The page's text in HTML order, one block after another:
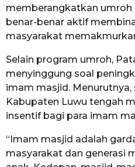
memberangkatkan
benar-benar aktif
masyarakat
Selain program umroh,
menyinggung soal
imam masjid.
Kabupaten Luwu tengah
insentif bagi para imam
“Imam masjid adalah
masyarakat dan generasi